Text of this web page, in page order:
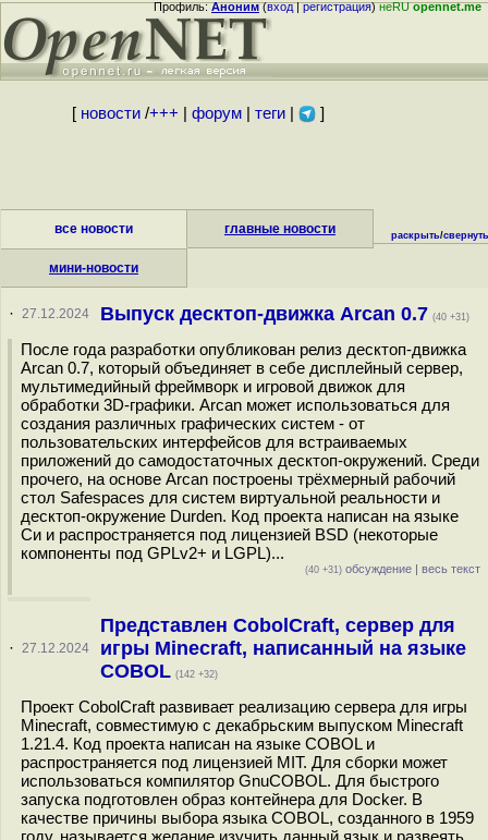
Профиль:Аноним(вход|регистрация)неRUopennet.me
[ новости/+++ форум| теги| ]
все новости главные новости
мини-новости
раскрыть/свернуть
· 27.12.2024 Выпуск десктоп-движка Arcan 0.7 (40 +31)
После года разработки опубликован релиз десктоп-движка
Arcan 0.7, который объединяет в себе дисплейный сервер,
мультимедийный фреймворк и игровой движок для
обработки 3D-графики. Arcan может использоваться для
создания различных графических систем - от
пользовательских интерфейсов для встраиваемых
приложений до самодостаточных десктоп-окружений. Среди
прочего, на основе Arcan построены трёхмерный рабочий
стол Safespaces для систем виртуальной реальности и
десктоп-окружение Durden. Код проекта написан на языке
Си и распространяется под лицензией BSD (некоторые
компоненты под GPLv2+ и LGPL)...
(40 +31) обсуждение | весь текст
· 27.12.2024
Представлен CobolCraft, сервер для
игры Minecraft, написанный на языке
COBOL (142 +32)
Проект CobolCraft развивает реализацию сервера для игры
Minecraft, совместимую с декабрьским выпуском Minecraft
1.21.4. Код проекта написан на языке COBOL и
распространяется под лицензией MIT. Для сборки может
использоваться компилятор GnuCOBOL. Для быстрого
запуска подготовлен образ контейнера для Docker. В
качестве причины выбора языка COBOL, созданного в 1959
году, называется желание изучить данный язык и развеять